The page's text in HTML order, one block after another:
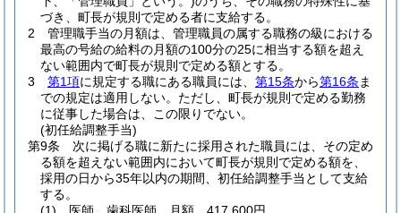
づき、町長が規則で定める者に支給する。
2
管理職手当の月額は、管理職員の属する職務の級における
最高の号給の給料の月額の100分の25に相当する額を超え
ない範囲内で町長が規則で定める額とする。
3
第1項に規定する職にある職員には、 第15条から第16条 ま
での規定は適用しない。 ただし、町長が規則で定める勤務
に従事した場合は、この限りでない。
(初任給調整手当)
第9条
次に掲げる職に新たに採用された職員には、その定め
る額を超えない範囲内において町長が規則で定める額を、
採用の日から35年以内の期間、初任給調整手当として支給
する。